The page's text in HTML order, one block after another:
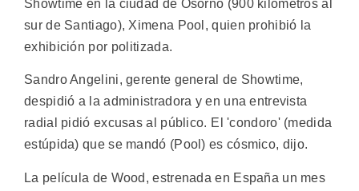
Showtime en la ciudad de Osorno (900 kilómetros al
sur de Santiago), Ximena Pool, quien prohibió la
exhibición por politizada.
Sandro Angelini, gerente general de Showtime,
despidió a la administradora y en una entrevista
radial pidió excusas al público. El 'condoro' (medida
estúpida) que se mandó (Pool) es cósmico, dijo.
La película de Wood, estrenada en España un mes